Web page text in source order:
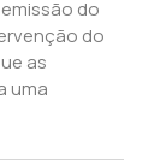
do
do
as
uma